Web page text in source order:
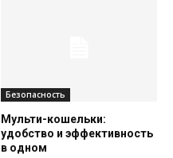
Безопасность
Мульти-кошельки:
удобство и эффективность
в одном